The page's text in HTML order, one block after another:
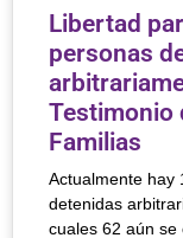
Libertad
personas
Testimonio
Familias
Actualmente hay
detenidas
cuales 62 aún se